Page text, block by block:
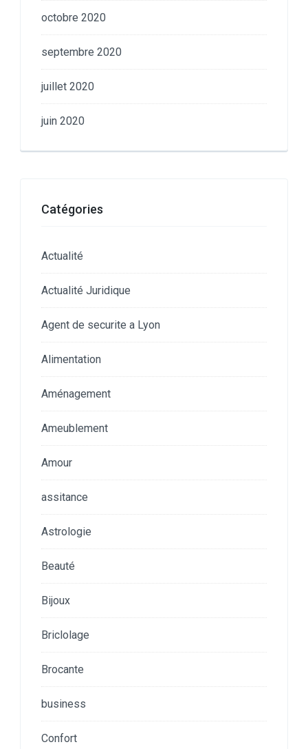
octobre 2020
septembre 2020
juillet 2020
juin 2020
Catégories
Actualité
Actualité Juridique
Agent de securite a Lyon
Alimentation
Aménagement
Ameublement
Amour
assitance
Astrologie
Beauté
Bijoux
Briclolage
Brocante
business
Confort